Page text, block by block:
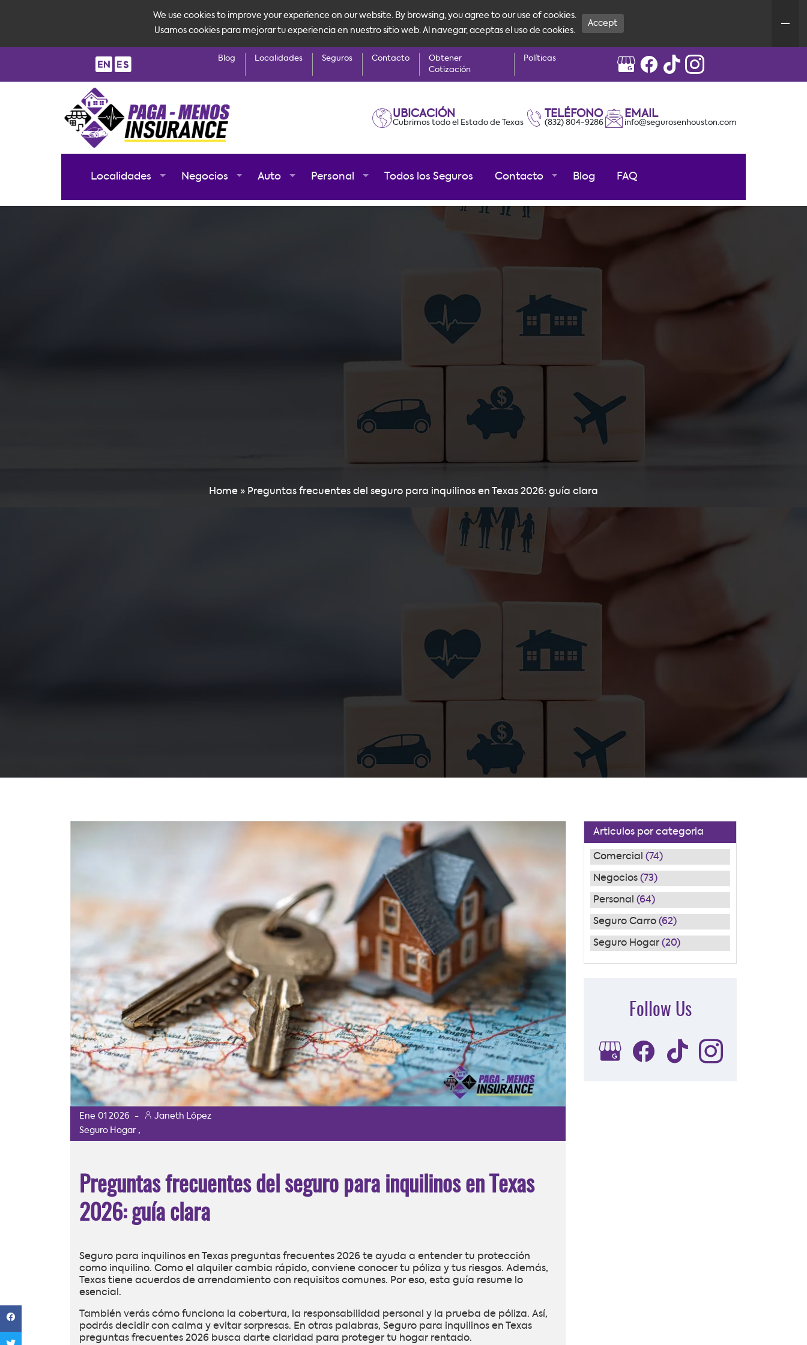
Blog Localidades Seguros Contacto
Obtener
Cotización
Políticas
UBICACIÓN
Cubrimos todo el Estado de Texas
TELÉFONO
(832) 804-9286
EMAIL
info@segurosenhouston.com
Localidades Negocios Auto Personal Todos los Seguros Contacto Blog FAQ
Home » Preguntas frecuentes del seguro para inquilinos en Texas 2026: guía clara
Ene 01 2026 -
Janeth López
Seguro Hogar,
Preguntas frecuentes del seguro para inquilinos en Texas
2026: guía clara
Seguro para inquilinos en Texas preguntas frecuentes 2026 te ayuda a entender tu protección
como inquilino. Como el alquiler cambia rápido, conviene conocer tu póliza y tus riesgos. Además,
Texas tiene acuerdos de arrendamiento con requisitos comunes. Por eso, esta guía resume lo
esencial.
También verás cómo funciona la cobertura, la responsabilidad personal y la prueba de póliza. Así,
podrás decidir con calma y evitar sorpresas. En otras palabras, Seguro para inquilinos en Texas
preguntas frecuentes 2026 busca darte claridad para proteger tu hogar rentado.
Articulos por categoria
Comercial (74)
Negocios (73)
Personal (64)
Seguro Carro (62)
Seguro Hogar (20)
Follow Us
We use cookies to improve your experience on our website. By browsing, you agree to our use of cookies.
Usamos cookies para mejorar tu experiencia en nuestro sitio web. Al navegar, aceptas el uso de cookies.
Accept